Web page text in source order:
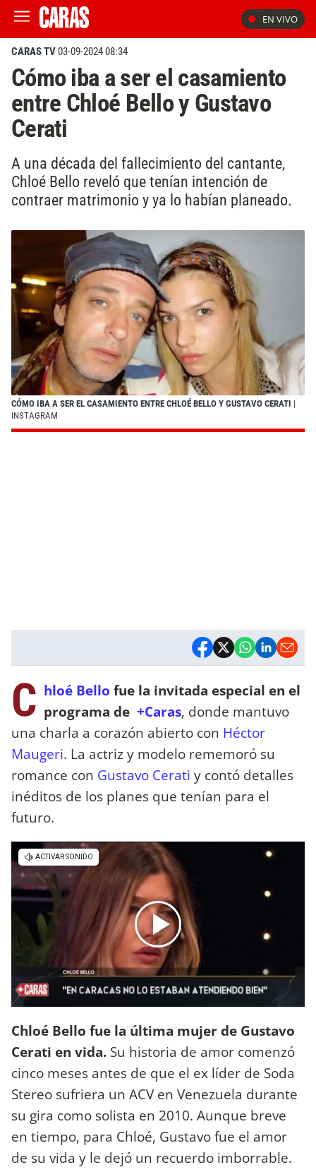
EN VIVO
CARAS TV03-09-2024 08:34
Cómo iba a ser el casamiento
entre Chloé Bello y Gustavo
Cerati
A una década del fallecimiento del cantante,
Chloé Bello reveló que tenían intención de
contraer matrimonio y ya lo habían planeado.
CÓMO IBA A SER EL CASAMIENTO ENTRE CHLOÉ BELLO Y GUSTAVO CERATI |
INSTAGRAM
C hloé Bello fue la invitada especial en el
programa de +Caras, donde mantuvo
una charla a corazón abierto con Héctor
Maugeri. La actriz y modelo rememoró su
romance con Gustavo Cerati y contó detalles
inéditos de los planes que tenían para el
futuro.
Chloé Bello fue la última mujer de Gustavo
Cerati en vida. Su historia de amor comenzó
cinco meses antes de que el ex líder de Soda
Stereo sufriera un ACV en Venezuela durante
su gira como solista en 2010. Aunque breve
en tiempo, para Chloé, Gustavo fue el amor
de su vida y le dejó un recuerdo imborrable.